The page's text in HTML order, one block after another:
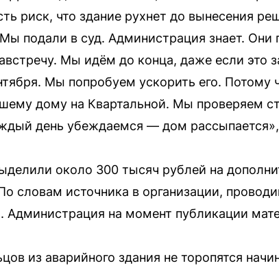
риск, что здание рухнет до вынесения
Мы подали в суд. Администрация знает.
Мы идём до конца, даже если это
Мы попробуем ускорить его.
дому на Квартальной. Мы проверяем
день убеждаемся — дом
около 300 тысяч рублей на
словам источника в организации,
Администрация на момент публикации
из аварийного здания не торопятся